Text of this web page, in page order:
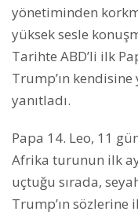
yönetiminden
yüksek sesle
Tarihte ABD’li ilk
Trump’ın
yanıtladı.
Papa 14. Leo, 11
Afrika turunun ilk
uçtuğu sırada,
Trump’ın